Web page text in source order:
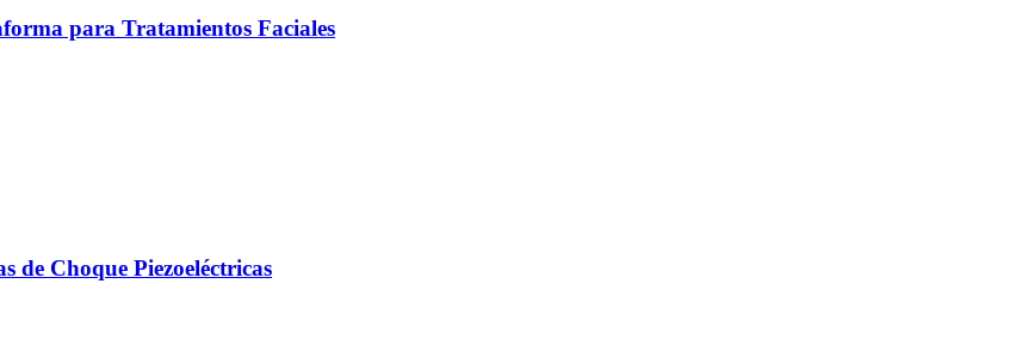
para Tratamientos Faciales
de Choque Piezoeléctricas